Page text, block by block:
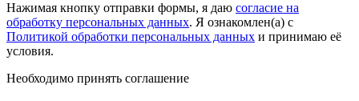
Нажимая кнопку отправки формы, я даю согласие на
обработку персональных данных. Я ознакомлен(а) с
Политикой обработки персональных данных и принимаю её
условия.
Необходимо принять соглашение